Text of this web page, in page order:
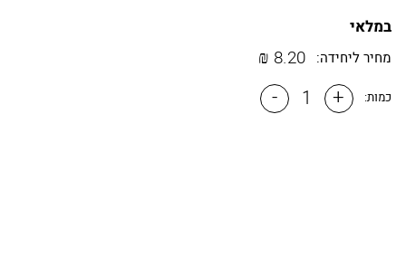
במלאי
מחיר ליחידה: 8.20
₪
כמות: +
-